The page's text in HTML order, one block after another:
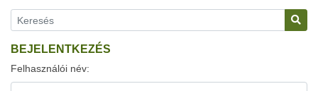
BEJELENTKEZÉS
Felhasználói név: